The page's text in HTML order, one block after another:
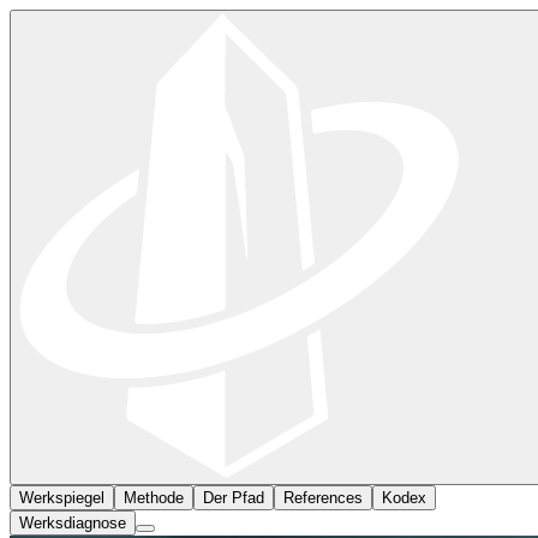
Werkspiegel Methode Der Pfad References
Kodex
Werksdiagnose